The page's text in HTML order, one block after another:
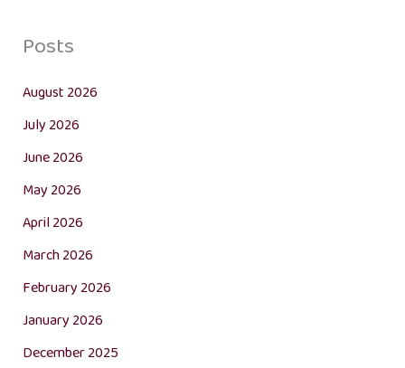
Posts
August 2026
July 2026
June 2026
May 2026
April 2026
March 2026
February 2026
January 2026
December 2025